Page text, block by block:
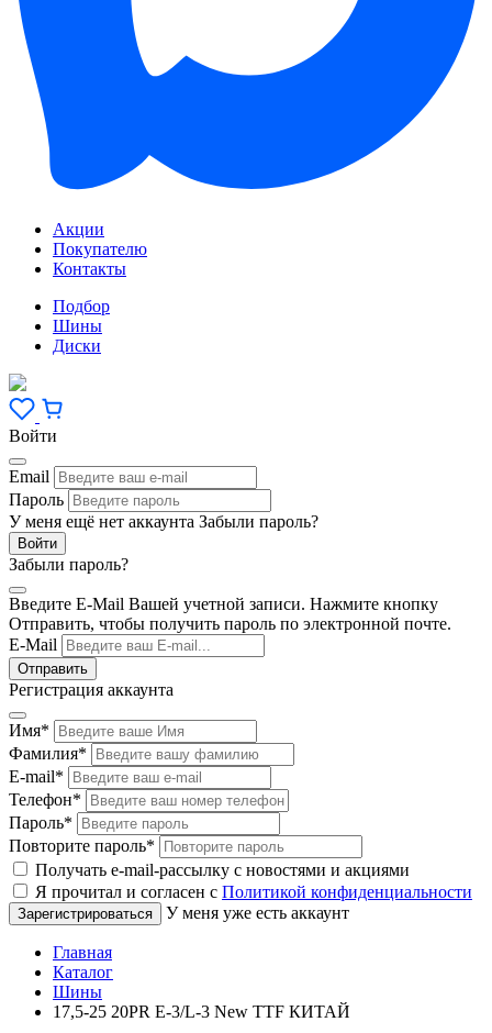
Акции
Покупателю
Контакты
Подбор
Шины
Диски
Войти
Email
Пароль
У меня ещё нет аккаунта Забыли пароль?
Забыли пароль?
Введите E-Mail Вашей учетной записи. Нажмите кнопку
Отправить, чтобы получить пароль по электронной почте.
E-Mail
Регистрация аккаунта
Имя*
Фамилия*
E-mail*
Телефон*
Пароль*
Повторите пароль*
Получать e-mail-рассылку с новостями и акциями
Я прочитал и согласен с Политикой конфиденциальности
У меня уже есть аккаунт
Главная
Каталог
Шины
17,5-25 20PR E-3/L-3 New TTF КИТАЙ